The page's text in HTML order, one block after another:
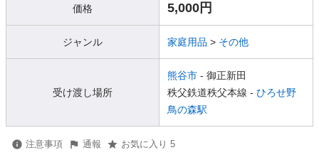
価格 5,000円
ジャンル 家庭用品 > その他
受け渡し場所
熊谷市 - 御正新田
秩父鉄道秩父本線 - ひろせ野
鳥の森駅
注意事項 通報 お気に入り 5